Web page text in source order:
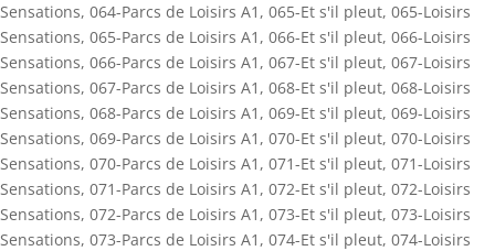
Sensations, 064-Parcs de Loisirs A1 , 065-Et s'il pleut, 065-Loisirs
Sensations, 065-Parcs de Loisirs A1 , 066-Et s'il pleut, 066-Loisirs
Sensations, 066-Parcs de Loisirs A1 , 067-Et s'il pleut, 067-Loisirs
Sensations, 067-Parcs de Loisirs A1 , 068-Et s'il pleut, 068-Loisirs
Sensations, 068-Parcs de Loisirs A1 , 069-Et s'il pleut, 069-Loisirs
Sensations, 069-Parcs de Loisirs A1 , 070-Et s'il pleut, 070-Loisirs
Sensations, 070-Parcs de Loisirs A1 , 071-Et s'il pleut, 071-Loisirs
Sensations, 071-Parcs de Loisirs A1 , 072-Et s'il pleut, 072-Loisirs
Sensations, 072-Parcs de Loisirs A1 , 073-Et s'il pleut, 073-Loisirs
Sensations, 073-Parcs de Loisirs A1 , 074-Et s'il pleut, 074-Loisirs